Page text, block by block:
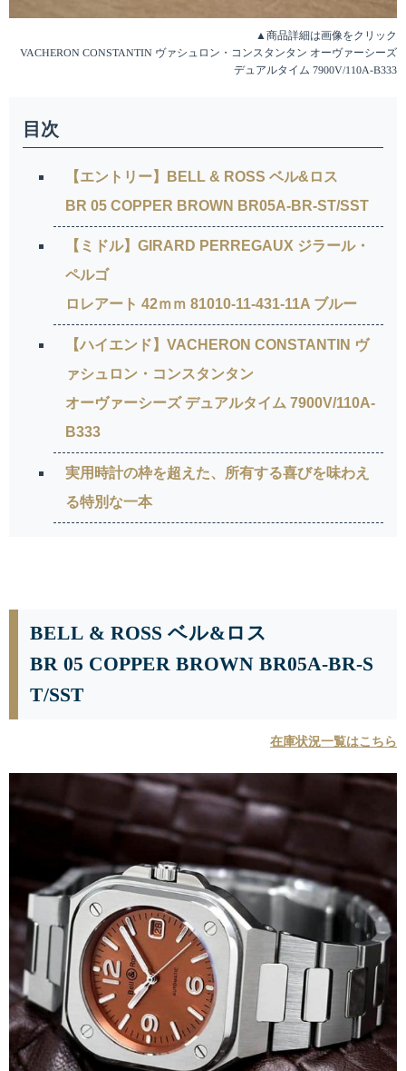
▲商品詳細は画像をクリック
VACHERON CONSTANTIN ヴァシュロン・コンスタンタン オーヴァーシーズ
デュアルタイム 7900V/110A-B333
目次
【エントリー】BELL & ROSS ベル&ロス
BR 05 COPPER BROWN BR05A-BR-ST/SST
【ミドル】GIRARD PERREGAUX ジラール・
ペルゴ
ロレアート 42ｍｍ 81010-11-431-11A ブルー
【ハイエンド】VACHERON CONSTANTIN ヴ
ァシュロン・コンスタンタン
オーヴァーシーズ デュアルタイム 7900V/110A-
B333
実用時計の枠を超えた、所有する喜びを味わえ
る特別な一本
BELL & ROSS ベル&ロス
BR 05 COPPER BROWN BR05A-BR-S
T/SST
在庫状況一覧はこちら